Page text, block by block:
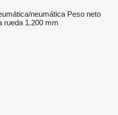
neumática Peso neto
rueda 1.200 mm